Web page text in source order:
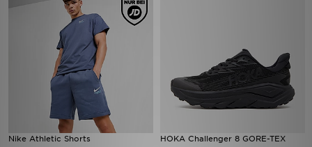
Nike Athletic Shorts HOKA Challenger 8 GORE-TEX